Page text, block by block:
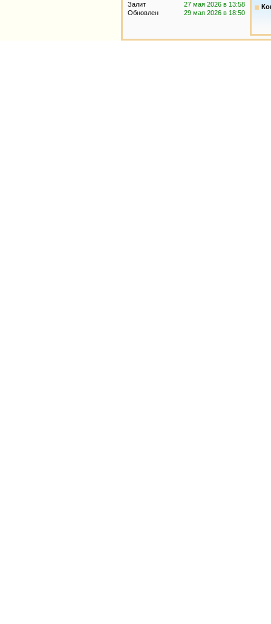
Залит
27 мая 2026 в 13:58
Обновлен
29 мая 2026 в 18:50